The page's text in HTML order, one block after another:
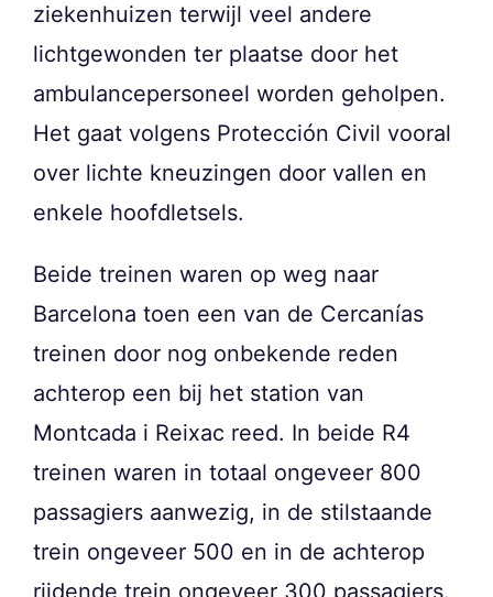
ziekenhuizen terwijl veel andere
lichtgewonden ter plaatse door het
ambulancepersoneel worden geholpen.
Het gaat volgens Protección Civil vooral
over lichte kneuzingen door vallen en
enkele hoofdletsels.
Beide treinen waren op weg naar
Barcelona toen een van de Cercanías
treinen door nog onbekende reden
achterop een bij het station van
Montcada i Reixac reed. In beide R4
treinen waren in totaal ongeveer 800
passagiers aanwezig, in de stilstaande
trein ongeveer 500 en in de achterop